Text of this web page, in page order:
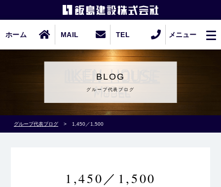
ホーム MAIL TEL メニュー
BLOG
グループ代表ブログ
グループ代表ブログ > 1,450／1,500
1,450／1,500